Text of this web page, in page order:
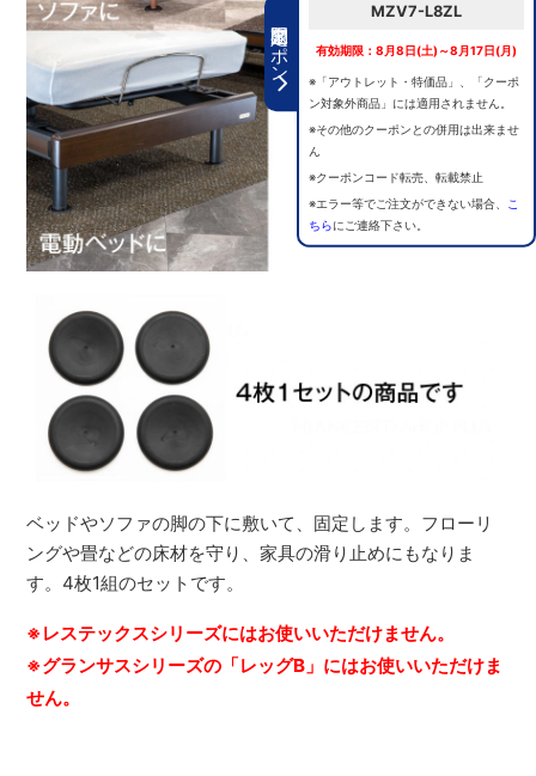
期間限定クーポン
MZV7-L8ZL
有効期限：8月8日(土)～8月17日(月)
※「アウトレット・特価品」、「クーポ
ン対象外商品」には適用されません。
※その他のクーポンとの併用は出来ませ
ん
※クーポンコード転売、転載禁止
※エラー等でご注文ができない場合、
こ
ちらにご連絡下さい。
ベッドやソファの脚の下に敷いて、固定します。フローリ
ングや畳などの床材を守り、家具の滑り止めにもなりま
す。4枚1組のセットです。
※レステックスシリーズにはお使いいただけません。
※グランサスシリーズの「レッグB」にはお使いいただけま
せん。